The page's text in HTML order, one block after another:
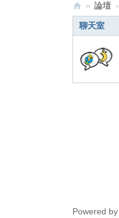
Hi
dy
» 論壇 ›
聊天室
Powered by